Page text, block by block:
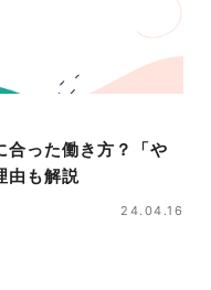
合った働き方？「や
由も解説
24.04.16